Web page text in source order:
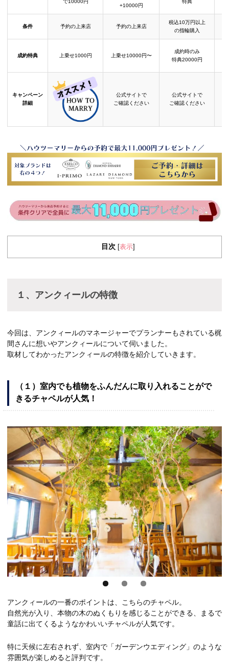
で10000円
+10000円
特典
条件 予約の上来店 予約の上来店
税込10万円以上
の指輪購入
成約特典 上乗せ1000円 上乗せ10000円〜
成約時のみ
特典20000円
キャンペーン
詳細
公式サイトで
ご確認ください
公式サイトで
ご確認ください
目次 [表示]
１、アンクィールの特徴
今回は、アンクィールのマネージャーでプランナーもされている梶
間さんに想いやアンクィールについて伺いました。
取材してわかったアンクィールの特徴を紹介していきます。
（１）室内でも植物をふんだんに取り入れることがで
きるチャペルが人気！
アンクィールの一番のポイントは、こちらのチャペル。
自然光が入り、本物の木のぬくもりを感じることができる、まるで
童話に出てくるようなかわいいチャペルが人気です。
特に天候に左右されず、室内で「ガーデンウエディング」のような
雰囲気が楽しめると評判です。